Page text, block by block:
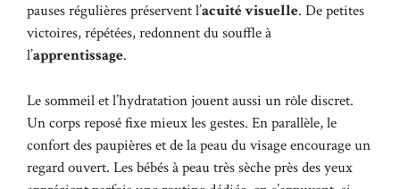
pauses régulières préservent l’acuité visuelle. De petites
victoires, répétées, redonnent du souffle à
l’apprentissage.
Le sommeil et l’hydratation jouent aussi un rôle discret.
Un corps reposé fixe mieux les gestes. En parallèle, le
confort des paupières et de la peau du visage encourage un
regard ouvert. Les bébés à peau très sèche près des yeux